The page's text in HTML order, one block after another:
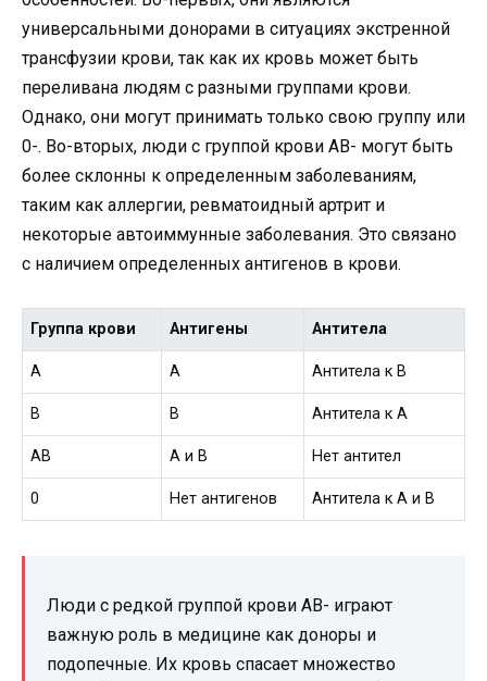
универсальными донорами в ситуациях экстренной
трансфузии крови, так как их кровь может быть
переливана людям с разными группами крови.
Однако, они могут принимать только свою группу или
0-. Во-вторых, люди с группой крови AB- могут быть
более склонны к определенным заболеваниям,
таким как аллергии, ревматоидный артрит и
некоторые автоиммунные заболевания. Это связано
с наличием определенных антигенов в крови.
Группа крови Антигены Антитела
A A Антитела к В
B B Антитела к А
AB A и B Нет антител
0 Нет антигенов Антитела к А и В
Люди с редкой группой крови AB- играют
важную роль в медицине как доноры и
подопечные. Их кровь спасает множество